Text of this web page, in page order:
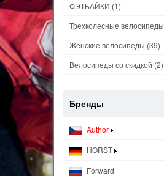
ФЭТБАЙКИ (1)
Трехколесные велосипеды
Женские велосипеды (39)
Велосипеды со скидкой (2)
Бренды
Author
HORST
Forward